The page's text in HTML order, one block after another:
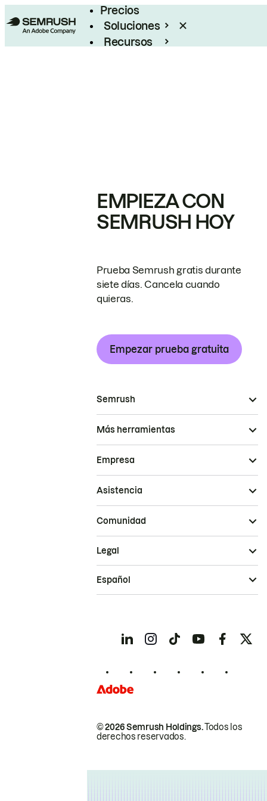
Precios
Soluciones
Recursos
EMPIEZA CON
SEMRUSH HOY
Prueba Semrush gratis durante
siete días. Cancela cuando
quieras.
Empezar prueba gratuita
Semrush
Más herramientas
Empresa
Asistencia
Comunidad
© 2026 Semrush Holdings.Todos los
derechos reservados.
Legal
Español